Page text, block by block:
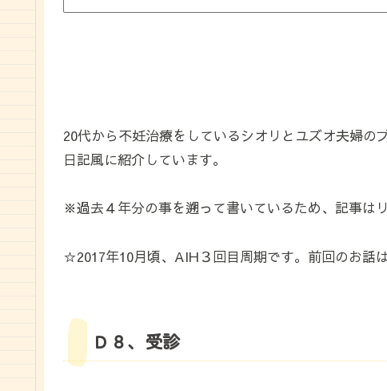
20代から不妊治療をしているシオリとユズオ夫婦
日記風に紹介しています。
※過去４年分の事を遡って書いているため、記事は
☆2017年10月頃、AIH３回目周期です。前回のお話
Ｄ８、受診